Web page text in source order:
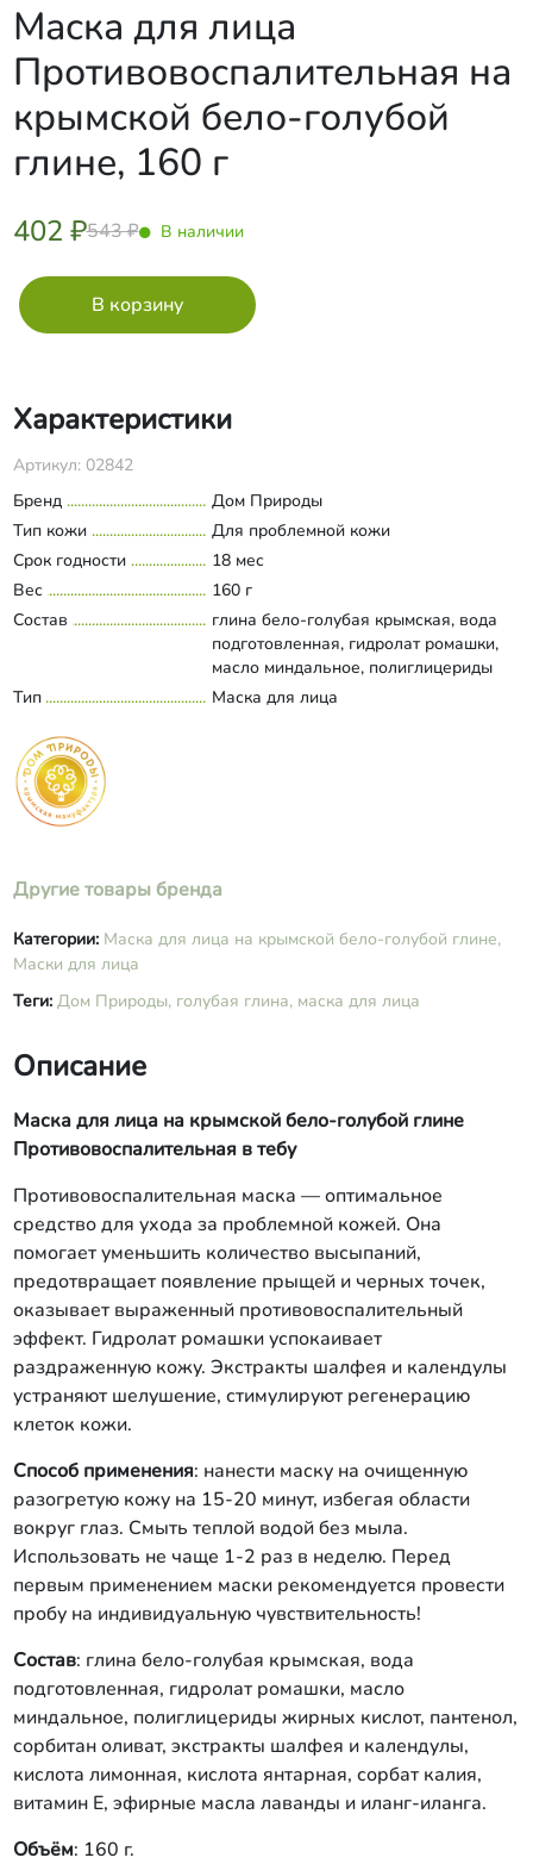
Маска для лица
Противовоспалительная на
крымской бело-голубой
глине, 160 г
402 ₽543 ₽ В наличии
Характеристики
Артикул: 02842
Бренд
Дом Природы
Тип кожи
Для проблемной кожи
Срок годности
18 мес
Вес
160 г
Состав
глина бело-голубая крымская, вода
подготовленная, гидролат ромашки,
масло миндальное, полиглицериды
жирных кислот, пантенол, сорбитан
Развернуть состав
Тип Маска для лица
Другие товары бренда
Категории: Маска для лица на крымской бело-голубой глине,
Маски для лица
Теги: Дом Природы, голубая глина, маска для лица
Описание
Маска для лица на крымской бело-голубой глине
Противовоспалительная в тебу
Противовоспалительная маска — оптимальное
средство для ухода за проблемной кожей. Она
помогает уменьшить количество высыпаний,
предотвращает появление прыщей и черных точек,
оказывает выраженный противовоспалительный
эффект. Гидролат ромашки успокаивает
раздраженную кожу. Экстракты шалфея и календулы
устраняют шелушение, стимулируют регенерацию
клеток кожи.
Способ применения: нанести маску на очищенную
разогретую кожу на 15-20 минут, избегая области
вокруг глаз. Смыть теплой водой без мыла.
Использовать не чаще 1-2 раз в неделю. Перед
первым применением маски рекомендуется провести
пробу на индивидуальную чувствительность!
Состав: глина бело-голубая крымская, вода
подготовленная, гидролат ромашки, масло
миндальное, полиглицериды жирных кислот, пантенол,
сорбитан оливат, экстракты шалфея и календулы,
кислота лимонная, кислота янтарная, сорбат калия,
витамин Е, эфирные масла лаванды и иланг-иланга.
Объём: 160 г.